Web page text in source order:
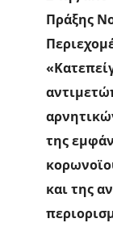
Πράξης
της
και της